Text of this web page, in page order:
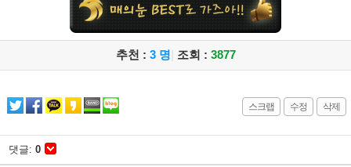
추천 : 3 명 조회 : 3877
스크랩 수정 삭제
댓글: 0